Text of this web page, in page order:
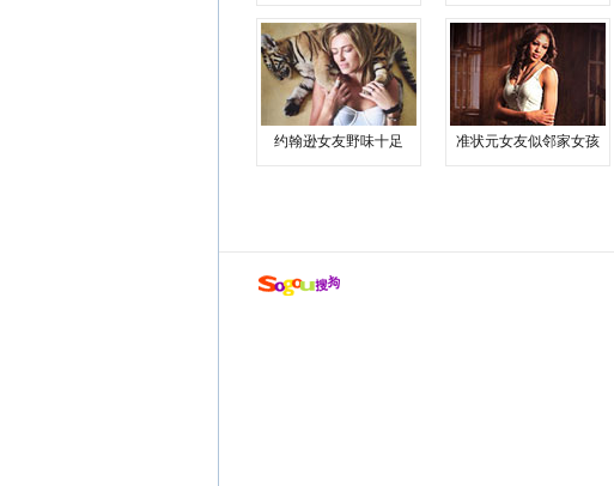
约翰逊女友野味十足 准状元女友似邻家女孩